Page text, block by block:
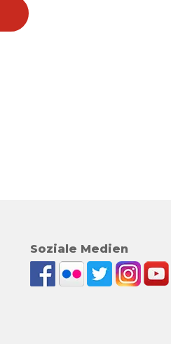
Soziale Medien